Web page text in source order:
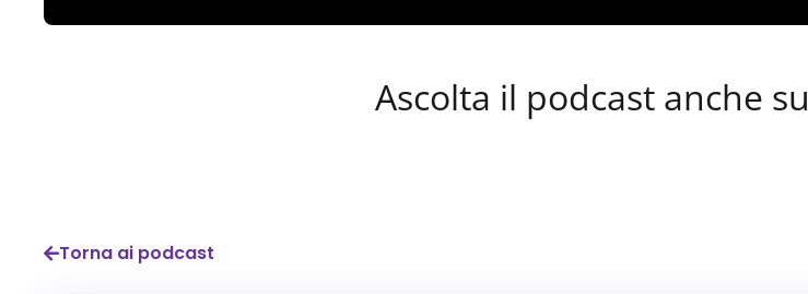
Ascolta il podcast anche su
Torna ai podcast